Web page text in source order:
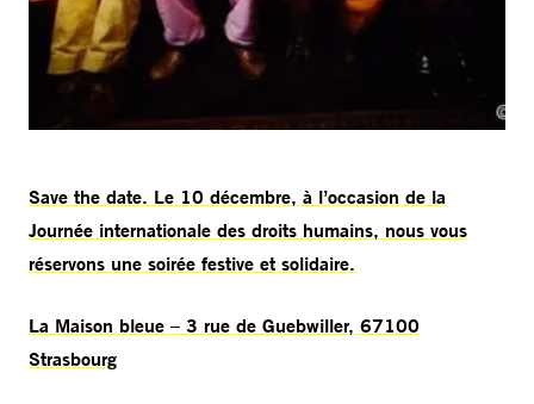
Save the date. Le 10 décembre, à l’occasion de la
Journée internationale des droits humains, nous vous
réservons une soirée festive et solidaire.
La Maison bleue – 3 rue de Guebwiller, 67100
Strasbourg